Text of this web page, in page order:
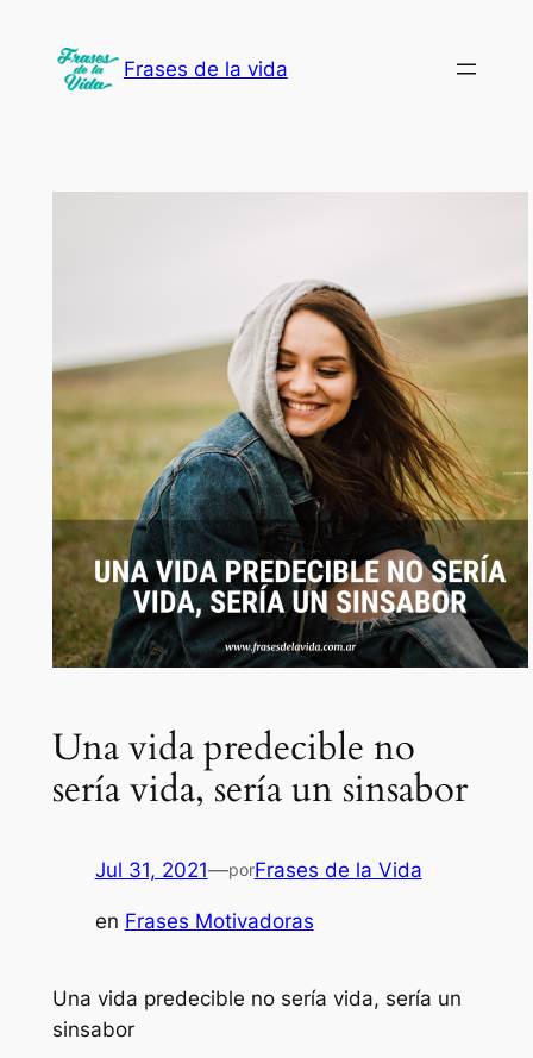
contenido
Frases de la vida
Una vida predecible no
sería vida, sería un sinsabor
Jul 31, 2021—porFrases de la Vida
en Frases Motivadoras
Una vida predecible no sería vida, sería un
sinsabor